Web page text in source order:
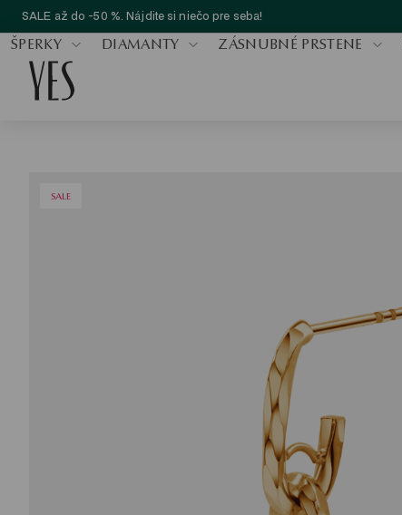
SALE až do -50 %. Nájdite si niečo pre seba!
ŠPERKY DIAMANTY ZÁSNUBNÉ PRSTENE
SALE